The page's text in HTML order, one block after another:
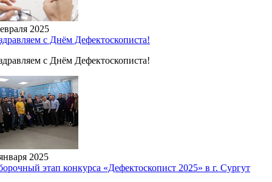
2025
с Днём Дефектоскописта!
с Днём Дефектоскописта!
2025
этап конкурса «Дефектоскопист 2025» в г. Сургут